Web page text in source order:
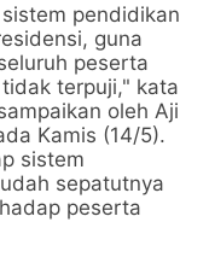
pendidikan
guna
peserta
terpuji," kata
oleh Aji
Kamis (14/5).
sistem
sepatutnya
peserta